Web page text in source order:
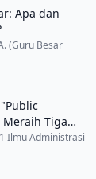
Apa dan
(Guru Besar
Meraih Tiga
IYEN
Ilmu Administrasi